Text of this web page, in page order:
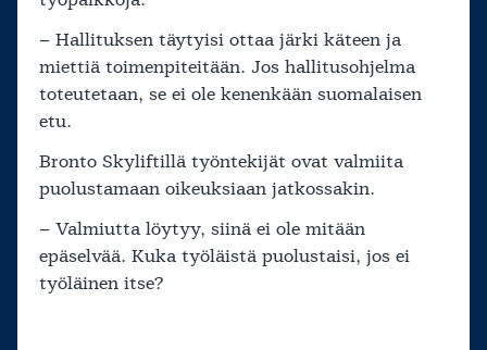
– Hallituksen täytyisi ottaa järki käteen ja
miettiä toimenpiteitään. Jos hallitusohjelma
toteutetaan, se ei ole kenenkään suomalaisen
etu.
Bronto Skyliftillä työntekijät ovat valmiita
puolustamaan oikeuksiaan jatkossakin.
– Valmiutta löytyy, siinä ei ole mitään
epäselvää. Kuka työläistä puolustaisi, jos ei
työläinen itse?